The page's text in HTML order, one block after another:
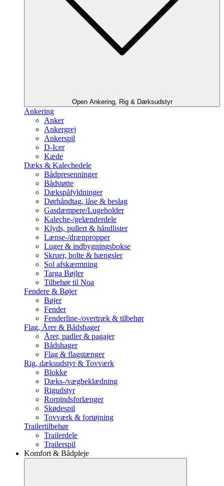
Open Ankering, Rig & Dæksudstyr
Ankering
Anker
Ankergrej
Ankerspil
D-Icer
Kæde
Dæks & Kalechedele
Bådpresenninger
Bådstøtte
Dækspåfyldninger
Dørhåndtag, låse & beslag
Gasdæmpere/Lugeholder
Kaleche-/gelænderdele
Klyds, pullert & håndlister
Lænse-/drænpropper
Luger & indbygningsbokse
Skruer, bolte & hængsler
Sol afskærmning
Targa Bøjler
Tilbehør til Noa
Fendere & Bøjer
Bøjer
Fender
Fenderline-/overtræk & tilbehør
Flag, Årer & Bådshager
Årer, padler & pagajer
Bådshager
Flag & flagstænger
Rig, dæksudstyr & Tovværk
Blokke
Dæks-/vægbeklædning
Rigudstyr
Rorpindsforlænger
Skødespil
Tovværk & fortøjning
Trailertilbehør
Trailerdele
Trailerspil
Komfort & Bådpleje